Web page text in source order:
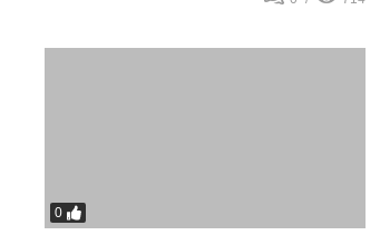
0